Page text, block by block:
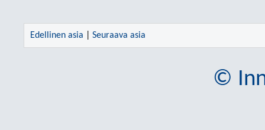
Edellinen asia Seuraava asia
©